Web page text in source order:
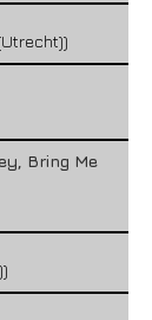
Bring Me